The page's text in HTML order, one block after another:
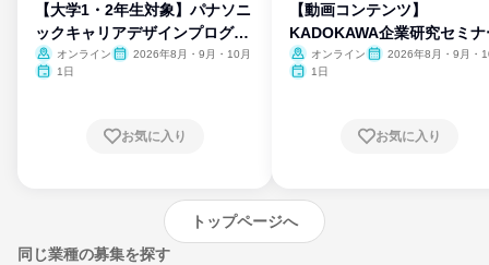
【大学1・2年生対象】パナソニ
ックキャリアデザインプログラ
ム
オンライン
2026年8月・9月・10月
1日
お気に入り
【動画コンテンツ】
KADOKAWA企業研究セミナ
オンライン
2026年8月・9月・
1日
お気に入り
トップページへ
同じ業種の募集を探す